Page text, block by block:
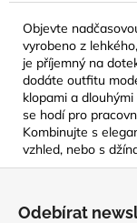
Objevte
vyrobeno z
je příjemný na
dodáte outfitu
klopami a
se hodí pro
Kombinujte s
vzhled, nebo s
Odebírat